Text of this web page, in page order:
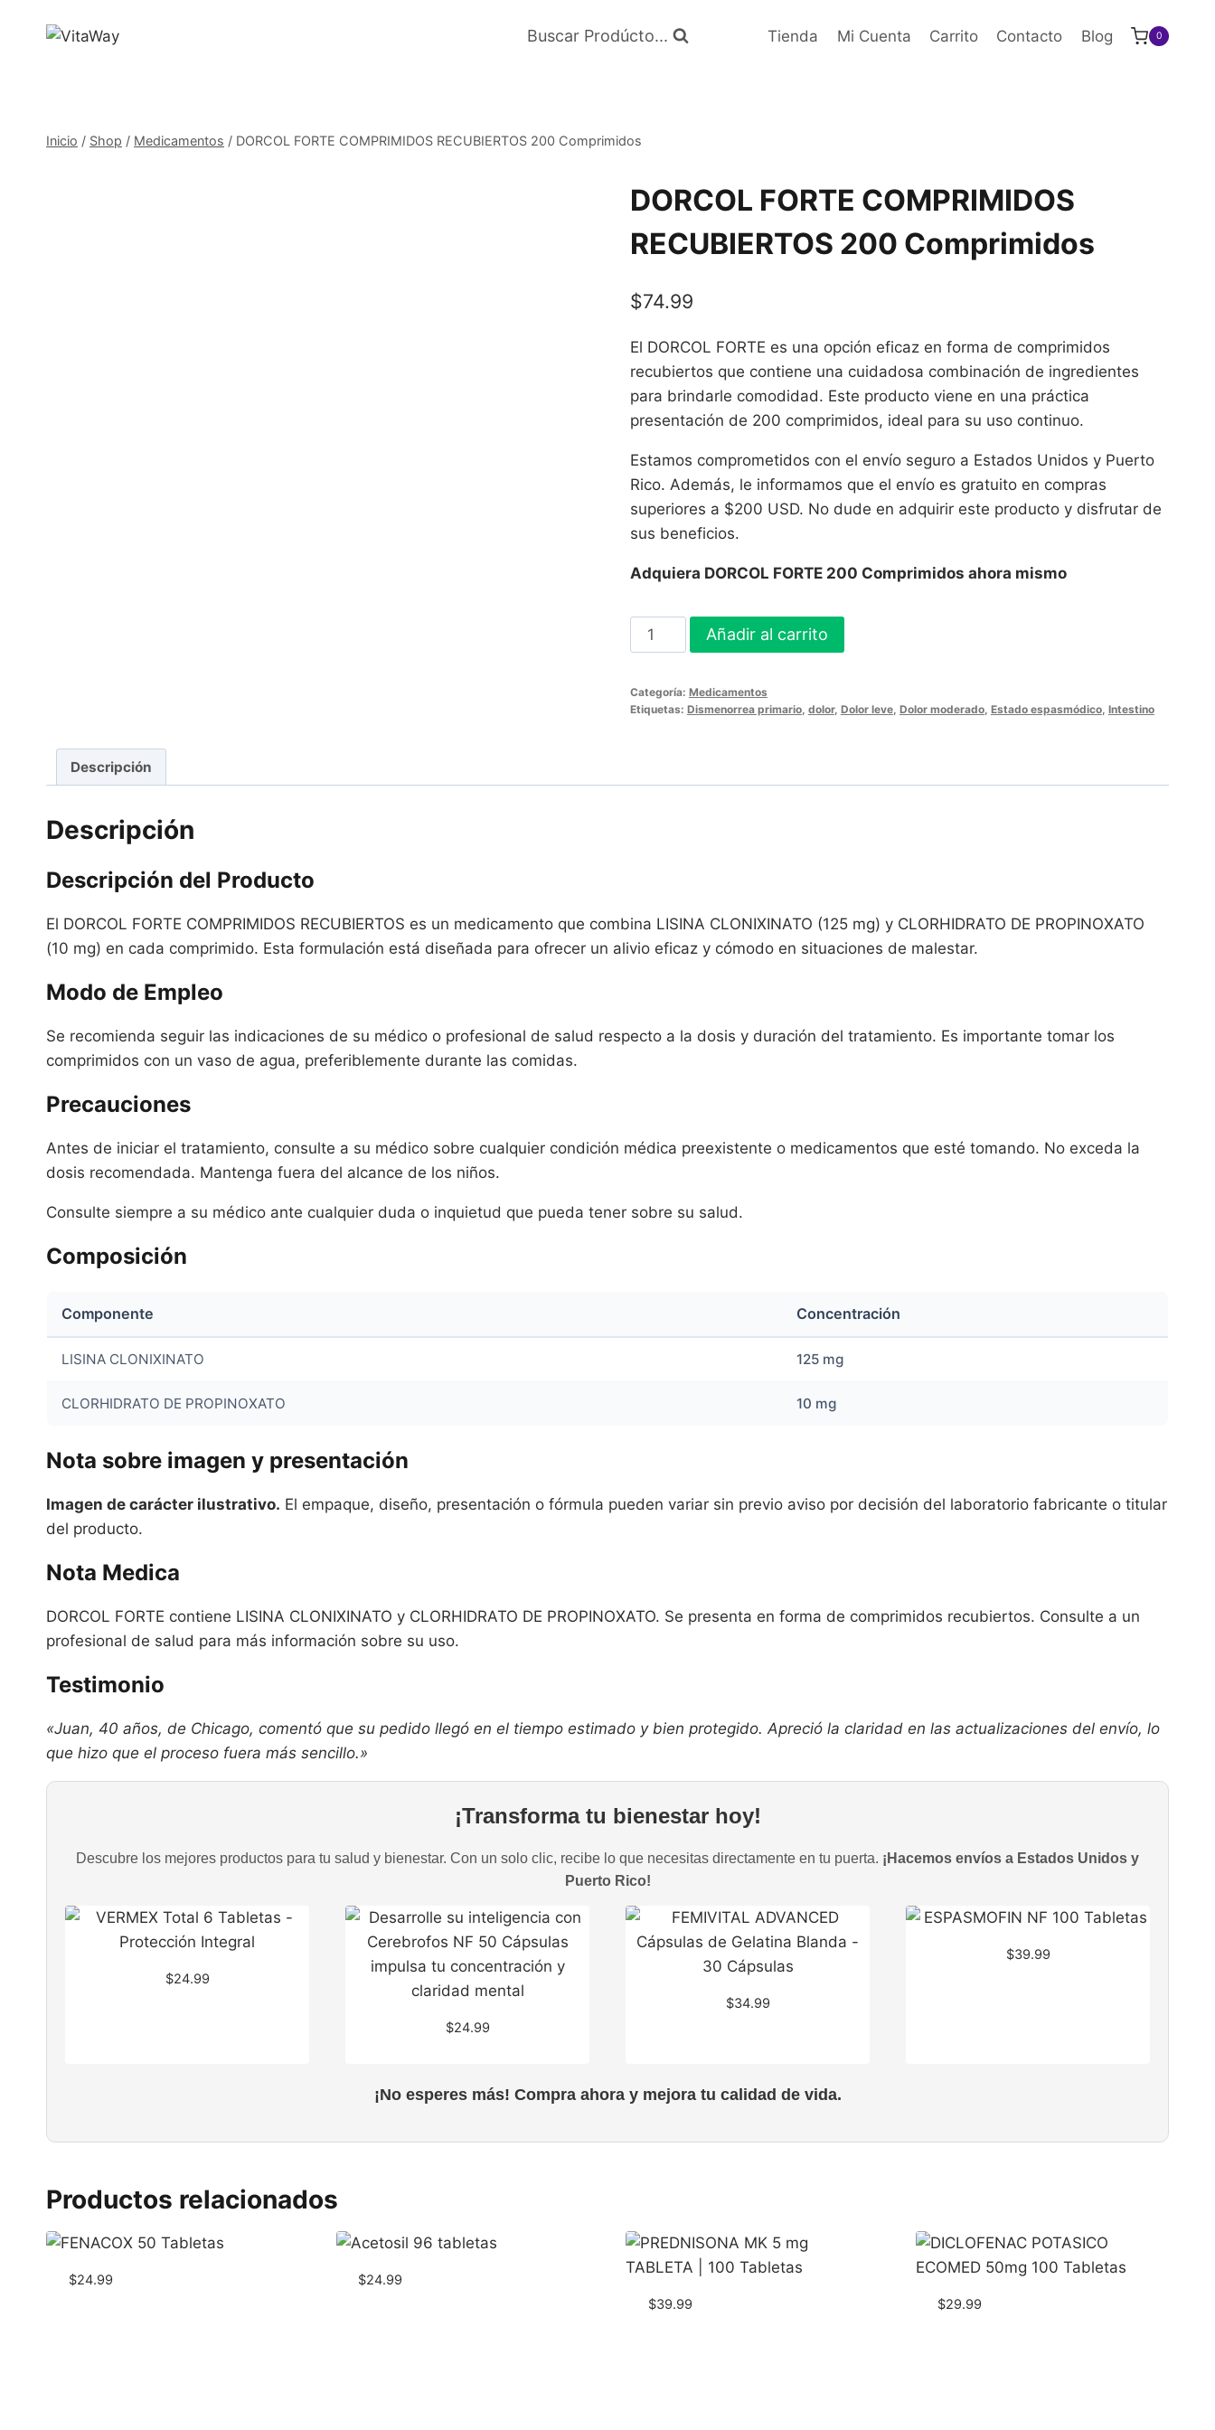
Buscar Prodúcto... Tienda Mi Cuenta Carrito Contacto Blog 0
Inicio / Shop / Medicamentos / DORCOL FORTE COMPRIMIDOS RECUBIERTOS 200 Comprimidos
DORCOL FORTE COMPRIMIDOS
RECUBIERTOS 200 Comprimidos
$74.99
El DORCOL FORTE es una opción eficaz en forma de comprimidos
recubiertos que contiene una cuidadosa combinación de ingredientes
para brindarle comodidad. Este producto viene en una práctica
presentación de 200 comprimidos, ideal para su uso continuo.
Estamos comprometidos con el envío seguro a Estados Unidos y Puerto
Rico. Además, le informamos que el envío es gratuito en compras
superiores a $200 USD. No dude en adquirir este producto y disfrutar de
sus beneficios.
Adquiera DORCOL FORTE 200 Comprimidos ahora mismo
DORCOL
FORTE
RECUBIERTOS
Añadir al carrito
Categoría: Medicamentos
Etiquetas: Dismenorrea primario, dolor, Dolor leve, Dolor moderado, Estado espasmódico, Intestino
Descripción
Descripción
Descripción del Producto
El DORCOL FORTE COMPRIMIDOS RECUBIERTOS es un medicamento que combina LISINA CLONIXINATO (125 mg) y CLORHIDRATO DE PROPINOXATO
(10 mg) en cada comprimido. Esta formulación está diseñada para ofrecer un alivio eficaz y cómodo en situaciones de malestar.
Modo de Empleo
Se recomienda seguir las indicaciones de su médico o profesional de salud respecto a la dosis y duración del tratamiento. Es importante tomar los
comprimidos con un vaso de agua, preferiblemente durante las comidas.
Precauciones
Antes de iniciar el tratamiento, consulte a su médico sobre cualquier condición médica preexistente o medicamentos que esté tomando. No exceda la
dosis recomendada. Mantenga fuera del alcance de los niños.
Consulte siempre a su médico ante cualquier duda o inquietud que pueda tener sobre su salud.
Composición
Componente Concentración
LISINA CLONIXINATO 125 mg
CLORHIDRATO DE PROPINOXATO 10 mg
Nota sobre imagen y presentación
Imagen de carácter ilustrativo. El empaque, diseño, presentación o fórmula pueden variar sin previo aviso por decisión del laboratorio fabricante o titular
del producto.
Nota Medica
DORCOL FORTE contiene LISINA CLONIXINATO y CLORHIDRATO DE PROPINOXATO. Se presenta en forma de comprimidos recubiertos. Consulte a un
profesional de salud para más información sobre su uso.
Testimonio
«Juan, 40 años, de Chicago, comentó que su pedido llegó en el tiempo estimado y bien protegido. Apreció la claridad en las actualizaciones del envío, lo
que hizo que el proceso fuera más sencillo.»
¡Transforma tu bienestar hoy!
Descubre los mejores productos para tu salud y bienestar. Con un solo clic, recibe lo que necesitas directamente en tu puerta. ¡Hacemos envíos a Estados Unidos y
Puerto Rico!
$24.99
$24.99
$34.99
$39.99
¡No esperes más! Compra ahora y mejora tu calidad de vida.
Productos relacionados
$24.99 $24.99
$39.99 $29.99